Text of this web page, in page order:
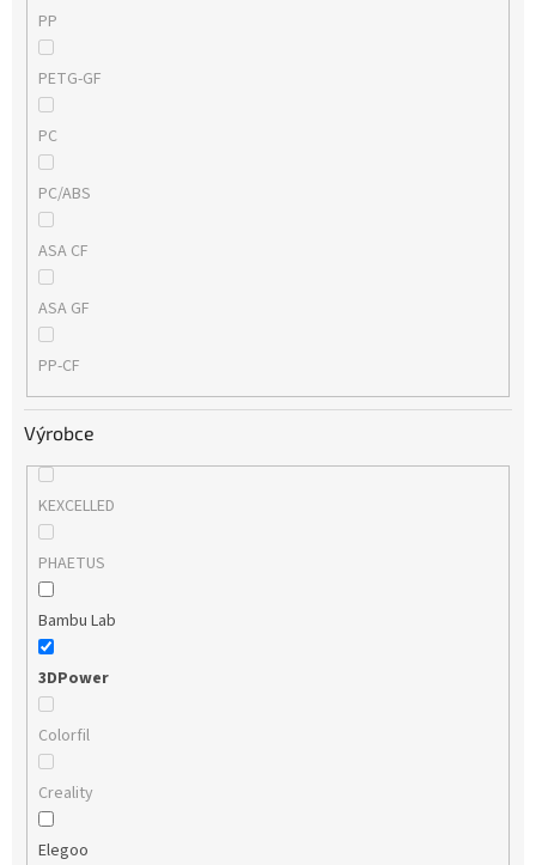
PP
PETG-GF
PC
PC/ABS
ASA CF
ASA GF
PP-CF
Výrobce
KEXCELLED
PHAETUS
Bambu Lab
3DPower
Colorfil
Creality
Elegoo